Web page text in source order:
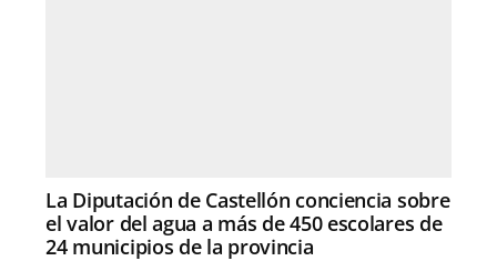
La Diputación de Castellón conciencia sobre
el valor del agua a más de 450 escolares de
24 municipios de la provincia